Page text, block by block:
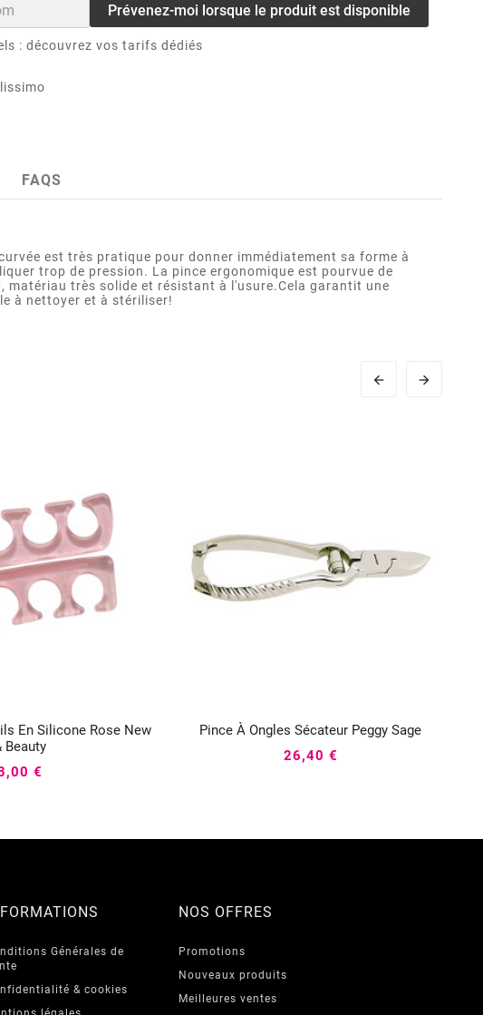
Prévenez-moi lorsque le produit est disponible
: découvrez vos tarifs dédiés
FAQS
est très pratique pour donner immédiatement sa forme à
trop de pression. La pince ergonomique est pourvue de
matériau très solide et résistant à l'usure.Cela garantit une
à nettoyer et à stériliser!
 
En Silicone Rose New
Beauty

€
Pince À Ongles Sécateur Peggy Sage

26,40 €
Générales de
& cookies
NOS OFFRES
Promotions
Nouveaux produits
Meilleures ventes